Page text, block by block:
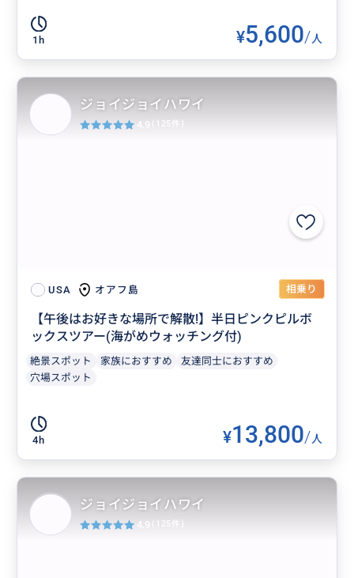
1h ¥5,600/人
USA オアフ島 相乗り
【午後はお好きな場所で解散!】半日ピンクピルボ
ックスツアー(海がめウォッチング付)
絶景スポット 家族におすすめ
友達同士におすすめ
穴場スポット
4h ¥13,800/人
ジョイジョイハワイ
4.9 (125件)
ジョイジョイハワイ
4.9 (125件)